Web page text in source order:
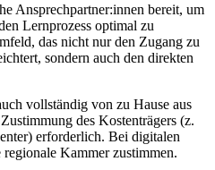
Ansprechpartner:innen bereit, um
Lernprozess optimal zu
das nicht nur den Zugang zu
sondern auch den direkten
vollständig von zu Hause aus
des Kostenträgers (z.
erforderlich. Bei digitalen
Kammer zustimmen.